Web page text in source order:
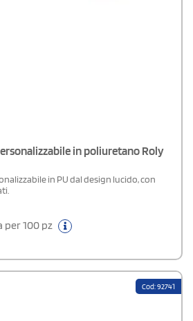
in poliuretano Roly
in PU dal design lucido, con
per 100 pz
Cod: 92741